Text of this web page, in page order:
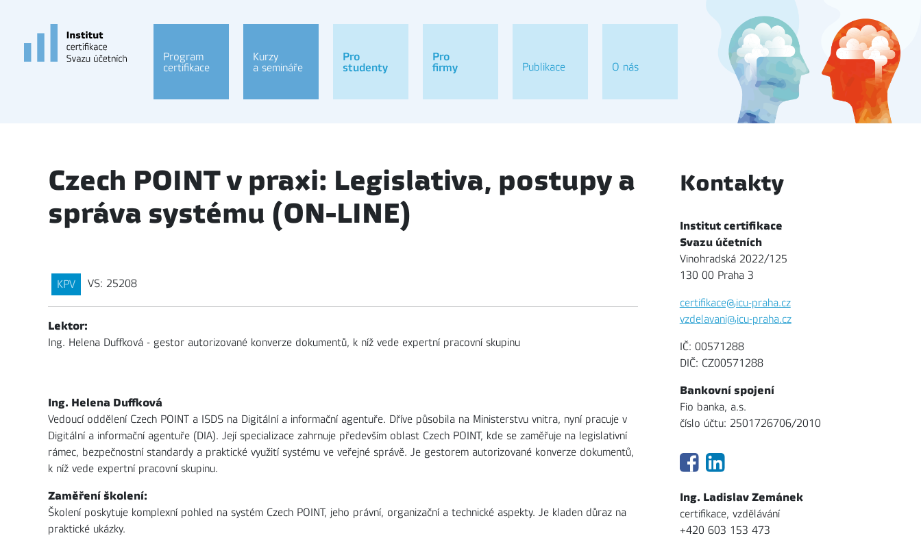
Program
certifikace
Kurzy
a semináře
Pro
studenty
Pro
firmy
Publikace O nás
Czech POINT v praxi: Legislativa, postupy a
správa systému (ON-LINE)
KPV VS: 25208
Lektor:
Ing. Helena Duffková - gestor autorizované konverze dokumentů, k níž vede expertní pracovní skupinu
Ing. Helena Duffková
Vedoucí oddělení Czech POINT a ISDS na Digitální a informační agentuře. Dříve působila na Ministerstvu vnitra, nyní pracuje v
Digitální a informační agentuře (DIA). Její specializace zahrnuje především oblast Czech POINT, kde se zaměřuje na legislativní
rámec, bezpečnostní standardy a praktické využití systému ve veřejné správě. Je gestorem autorizované konverze dokumentů,
k níž vede expertní pracovní skupinu.
Zaměření školení:
Školení poskytuje komplexní pohled na systém Czech POINT, jeho právní, organizační a technické aspekty. Je kladen důraz na
praktické ukázky.
Kontakty
Institut certifikace
Svazu účetních
Vinohradská 2022/125
130 00 Praha 3
certifikace@icu-praha.cz
vzdelavani@icu-praha.cz
IČ: 00571288
DIČ: CZ00571288
Bankovní spojení
Fio banka, a.s.
číslo účtu: 2501726706/2010
Ing. Ladislav Zemánek
certifikace, vzdělávání
+420 603 153 473